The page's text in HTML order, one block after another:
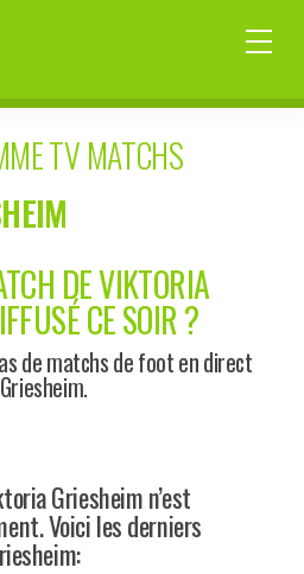
TV MATCHS
DE VIKTORIA
CE SOIR ?
de matchs de foot en direct
Griesheim n’est
Voici les derniers